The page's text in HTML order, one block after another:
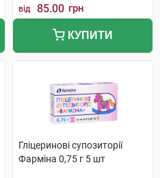
від 85.00 грн
КУПИТИ
Гліцеринові супозиторії
Фарміна 0,75 г 5 шт